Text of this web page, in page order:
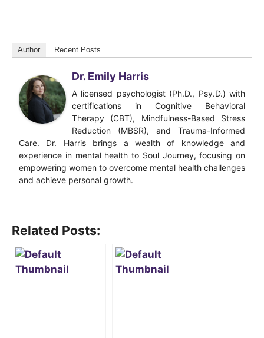
Author Recent Posts
Dr. Emily Harris
A licensed psychologist (Ph.D., Psy.D.) with
certifications in Cognitive Behavioral
Therapy (CBT), Mindfulness-Based Stress
Reduction (MBSR), and Trauma-Informed
Care. Dr. Harris brings a wealth of knowledge and
experience in mental health to Soul Journey, focusing on
empowering women to overcome mental health challenges
and achieve personal growth.
Related Posts: